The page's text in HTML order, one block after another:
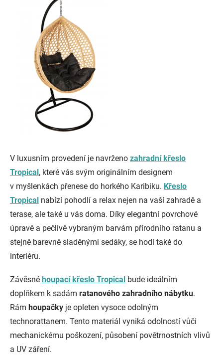
V luxusním provedení je navrženo zahradní křeslo
Tropical , které vás svým originálním designem
v myšlenkách přenese do horkého Karibiku. Křeslo
Tropical nabízí pohodlí a relax nejen na vaší zahradě a
terase, ale také u vás doma. Díky elegantní povrchové
úpravě a pečlivě vybraným barvám přírodního ratanu a
stejně barevně sladěnými sedáky, se hodí také do
interiéru.
Závěsné houpací křeslo Tropical bude ideálním
doplňkem k sadám ratanového zahradního nábytku.
Rám houpačky je opleten vysoce odolným
technorattanem. Tento materiál vyniká odolností vůči
mechanickému poškození, působení povětrnostních vlivů
a UV záření.